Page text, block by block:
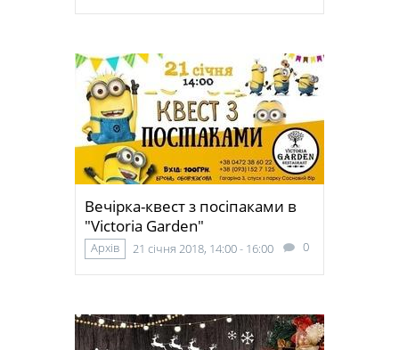
Вечірка-квест з посіпаками в
"Victoria Garden"
Архів 21 січня 2018, 14:00 - 16:00 0